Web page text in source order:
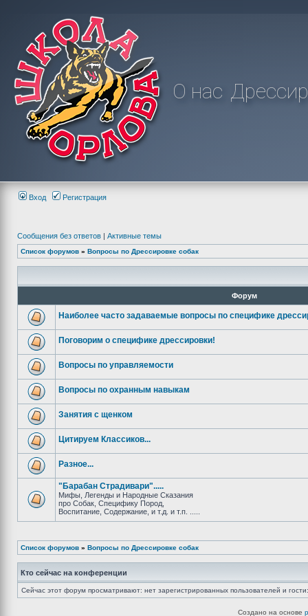
О нас
Вход Регистрация
Сообщения без ответов | Активные темы
Список форумов » Вопросы по Дрессировке собак
Форум
Наиболее часто задаваемые вопросы по специфике
Поговорим о специфике дрессировки!
Вопросы по управляемости
Вопросы по охранным навыкам
Занятия с щенком
Цитируем Классиков...
Разное...
"Барабан Страдивари".....
Мифы, Легенды и Народные Сказания
про Собак, Специфику Пород,
Воспитание, Содержание, и т.д. и т.п. .....
Список форумов » Вопросы по Дрессировке собак
Кто сейчас на конференции
Сейчас этот форум просматривают: нет зарегистрированных пользователей и
Создано на основе